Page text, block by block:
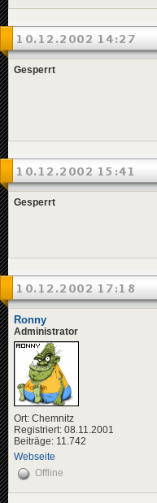
10.12.2002 14:27
Gesperrt
10.12.2002 15:41
Gesperrt
10.12.2002 17:18
Ronny
Administrator
Ort: Chemnitz
Registriert: 08.11.2001
Beiträge: 11.742
Webseite
Offline